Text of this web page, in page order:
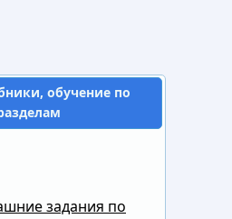
обучение по
задания по